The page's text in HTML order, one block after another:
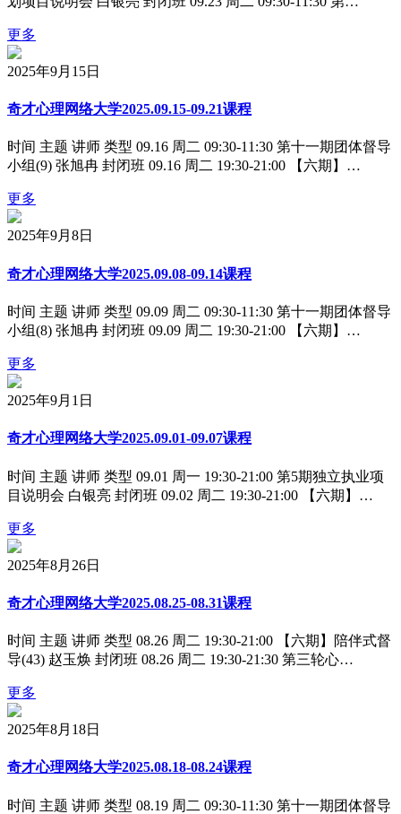
更多
2025年9月15日
奇才心理网络大学2025.09.15-09.21课程
时间 主题 讲师 类型 09.16 周二 09:30-11:30 第十一期团体督导
小组(9) 张旭冉 封闭班 09.16 周二 19:30-21:00 【六期】…
更多
2025年9月8日
奇才心理网络大学2025.09.08-09.14课程
时间 主题 讲师 类型 09.09 周二 09:30-11:30 第十一期团体督导
小组(8) 张旭冉 封闭班 09.09 周二 19:30-21:00 【六期】…
更多
2025年9月1日
奇才心理网络大学2025.09.01-09.07课程
时间 主题 讲师 类型 09.01 周一 19:30-21:00 第5期独立执业项
目说明会 白银亮 封闭班 09.02 周二 19:30-21:00 【六期】…
更多
2025年8月26日
奇才心理网络大学2025.08.25-08.31课程
时间 主题 讲师 类型 08.26 周二 19:30-21:00 【六期】陪伴式督
导(43) 赵玉焕 封闭班 08.26 周二 19:30-21:30 第三轮心…
更多
2025年8月18日
奇才心理网络大学2025.08.18-08.24课程
时间 主题 讲师 类型 08.19 周二 09:30-11:30 第十一期团体督导